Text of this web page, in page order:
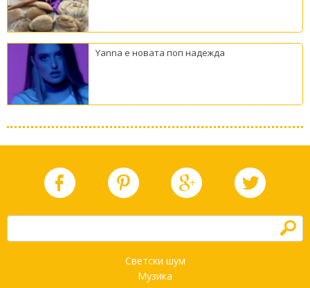
Yanna е новата поп надежда
h
Светски шум
Музика